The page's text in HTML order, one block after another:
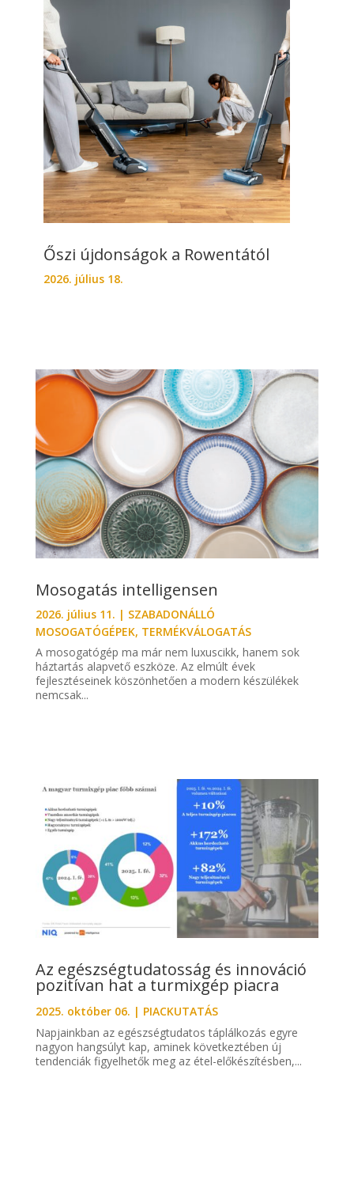
Őszi újdonságok a Rowentától
2026. július 18.
Mosogatás intelligensen
2026. július 11. | SZABADONÁLLÓ
MOSOGATÓGÉPEK, TERMÉKVÁLOGATÁS
A mosogatógép ma már nem luxuscikk, hanem sok
háztartás alapvető eszköze. Az elmúlt évek
fejlesztéseinek köszönhetően a modern készülékek
nemcsak...
Az egészségtudatosság és innováció
pozitívan hat a turmixgép piacra
2025. október 06. | PIACKUTATÁS
Napjainkban az egészségtudatos táplálkozás egyre
nagyon hangsúlyt kap, aminek következtében új
tendenciák figyelhetők meg az étel-előkészítésben,...